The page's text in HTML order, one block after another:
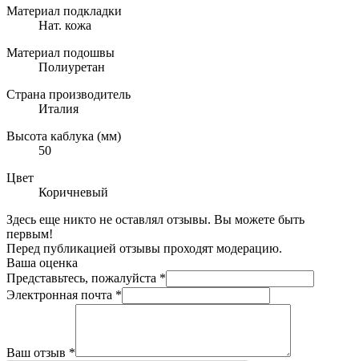
Материал подкладки
Нат. кожа
Материал подошвы
Полиуретан
Страна производитель
Италия
Высота каблука (мм)
50
Цвет
Коричневый
Здесь еще никто не оставлял отзывы. Вы можете быть
первым!
Перед публикацией отзывы проходят модерацию.
Ваша оценка
Представьтесь, пожалуйста *
Электронная почта *
Ваш отзыв *